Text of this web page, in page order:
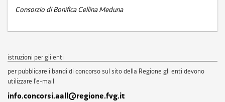
Consorzio di Bonifica Cellina Meduna
istruzioni per gli enti
per pubblicare i bandi di concorso sul sito della Regione gli enti devono
utilizzare l'e-mail
info.concorsi.aall@regione.fvg.it